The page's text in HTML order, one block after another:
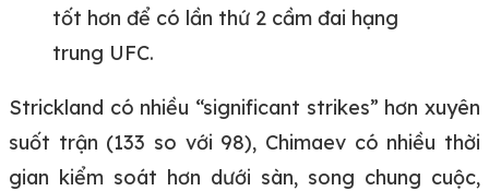
tốt hơn để có lần thứ 2 cầm đai hạng
trung UFC.
Strickland có nhiều “significant strikes” hơn xuyên
suốt trận (133 so với 98), Chimaev có nhiều thời
gian kiểm soát hơn dưới sàn, song chung cuộc,